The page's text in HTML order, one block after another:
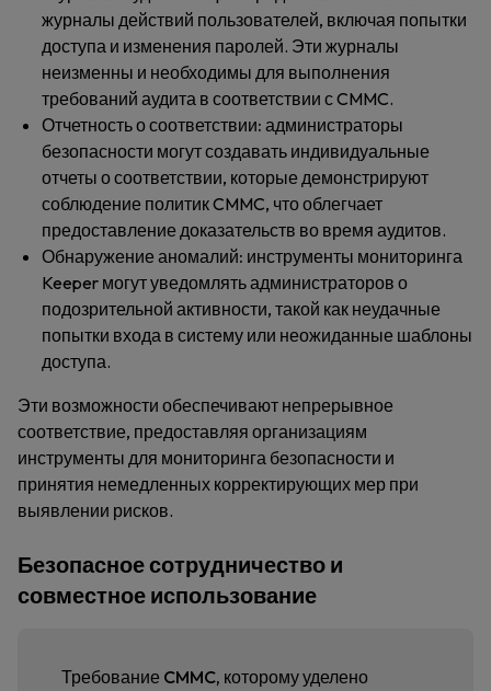
журналы действий пользователей, включая попытки
доступа и изменения паролей. Эти журналы
неизменны и необходимы для выполнения
требований аудита в соответствии с CMMC.
Отчетность о соответствии: администраторы
безопасности могут создавать индивидуальные
отчеты осоответствии, которые демонстрируют
соблюдение политик CMMC, что облегчает
предоставление доказательств во время аудитов.
Обнаружение аномалий: инструменты мониторинга
Keeper могут уведомлять администраторов о
подозрительной активности, такой как неудачные
попытки входа в систему или неожиданные шаблоны
доступа.
Эти возможности обеспечивают непрерывное
соответствие, предоставляя организациям
инструменты для мониторинга безопасности и
принятия немедленных корректирующих мер при
выявлении рисков.
Безопасное сотрудничество и
совместное использование
Требование CMMC, которому уделено